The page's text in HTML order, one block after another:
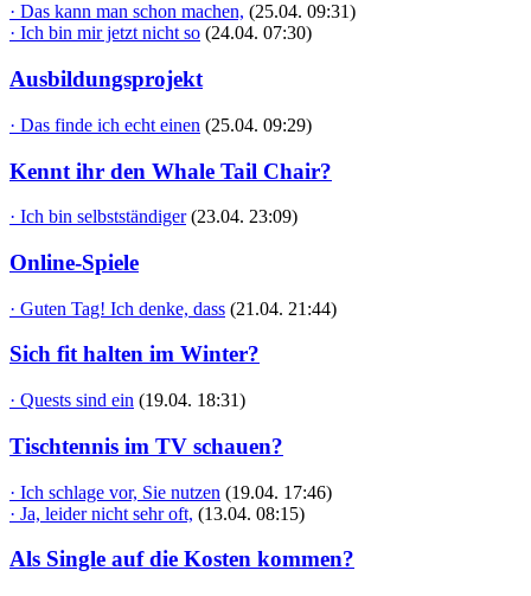
· Das kann man schon machen, (25.04. 09:31)
· Ich bin mir jetzt nicht so (24.04. 07:30)
Ausbildungsprojekt
· Das finde ich echt einen (25.04. 09:29)
Kennt ihr den Whale Tail Chair?
· Ich bin selbstständiger (23.04. 23:09)
Online-Spiele
· Guten Tag! Ich denke, dass (21.04. 21:44)
Sich fit halten im Winter?
· Quests sind ein (19.04. 18:31)
Tischtennis im TV schauen?
· Ich schlage vor, Sie nutzen (19.04. 17:46)
· Ja, leider nicht sehr oft, (13.04. 08:15)
Als Single auf die Kosten kommen?